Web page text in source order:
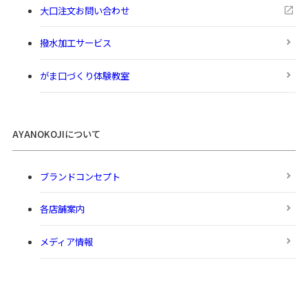
大口注文お問い合わせ
撥水加工サービス
がま口づくり体験教室
AYANOKOJIについて
ブランドコンセプト
各店舗案内
メディア情報